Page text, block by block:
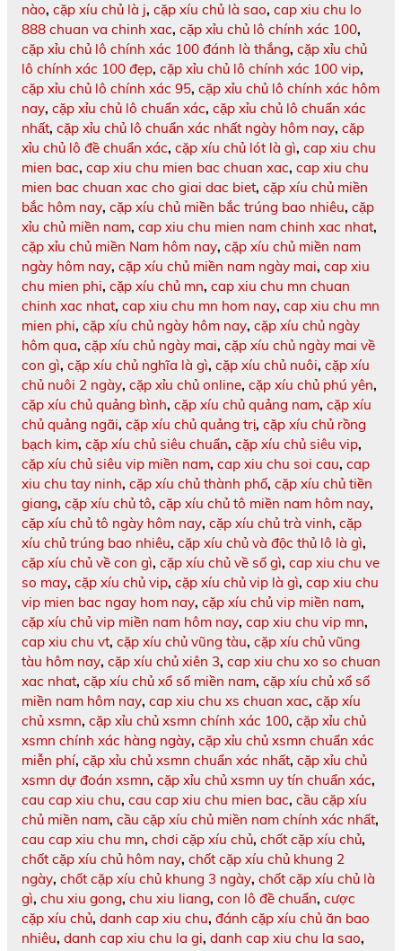
nào, cặp xíu chủ là j, cặp xíu chủ là sao, cap xiu chu lo
888 chuan va chinh xac, cặp xỉu chủ lô chính xác 100,
cặp xỉu chủ lô chính xác 100 đánh là thắng, cặp xỉu chủ
lô chính xác 100 đẹp, cặp xỉu chủ lô chính xác 100 vip,
cặp xỉu chủ lô chính xác 95, cặp xỉu chủ lô chính xác hôm
nay, cặp xỉu chủ lô chuẩn xác, cặp xỉu chủ lô chuẩn xác
nhất, cặp xỉu chủ lô chuẩn xác nhất ngày hôm nay, cặp
xỉu chủ lô đề chuẩn xác, cặp xíu chủ lót là gì, cap xiu chu
mien bac, cap xiu chu mien bac chuan xac, cap xiu chu
mien bac chuan xac cho giai dac biet, cặp xíu chủ miền
bắc hôm nay, cặp xíu chủ miền bắc trúng bao nhiêu, cặp
xỉu chủ miền nam, cap xiu chu mien nam chinh xac nhat,
cặp xỉu chủ miền Nam hôm nay, cặp xíu chủ miền nam
ngày hôm nay, cặp xíu chủ miền nam ngày mai, cap xiu
chu mien phi, cặp xíu chủ mn, cap xiu chu mn chuan
chinh xac nhat, cap xiu chu mn hom nay, cap xiu chu mn
mien phi, cặp xíu chủ ngày hôm nay, cặp xíu chủ ngày
hôm qua, cặp xíu chủ ngày mai, cặp xíu chủ ngày mai về
con gì, cặp xíu chủ nghĩa là gì, cặp xíu chủ nuôi, cặp xíu
chủ nuôi 2 ngày, cặp xỉu chủ online, cặp xíu chủ phú yên,
cặp xíu chủ quảng bình, cặp xíu chủ quảng nam, cặp xíu
chủ quảng ngãi, cặp xíu chủ quảng trị, cặp xíu chủ rồng
bạch kim, cặp xíu chủ siêu chuẩn, cặp xíu chủ siêu vip,
cặp xíu chủ siêu vip miền nam, cap xiu chu soi cau, cap
xiu chu tay ninh, cặp xíu chủ thành phố, cặp xíu chủ tiền
giang, cặp xíu chủ tô, cặp xíu chủ tô miền nam hôm nay,
cặp xíu chủ tô ngày hôm nay, cặp xíu chủ trà vinh, cặp
xíu chủ trúng bao nhiêu, cặp xíu chủ và độc thủ lô là gì,
cặp xíu chủ về con gì, cặp xíu chủ về số gì, cap xiu chu ve
so may, cặp xíu chủ vip, cặp xíu chủ vip là gì, cap xiu chu
vip mien bac ngay hom nay, cặp xíu chủ vip miền nam,
cặp xíu chủ vip miền nam hôm nay, cap xiu chu vip mn,
cap xiu chu vt, cặp xíu chủ vũng tàu, cặp xíu chủ vũng
tàu hôm nay, cặp xíu chủ xiên 3, cap xiu chu xo so chuan
xac nhat, cặp xíu chủ xổ số miền nam, cặp xíu chủ xổ số
miền nam hôm nay, cap xiu chu xs chuan xac, cặp xíu
chủ xsmn, cặp xỉu chủ xsmn chính xác 100, cặp xỉu chủ
xsmn chính xác hàng ngày, cặp xỉu chủ xsmn chuẩn xác
miễn phí, cặp xỉu chủ xsmn chuẩn xác nhất, cặp xỉu chủ
xsmn dự đoán xsmn, cặp xỉu chủ xsmn uy tín chuẩn xác,
cau cap xiu chu, cau cap xiu chu mien bac, cầu cặp xíu
chủ miền nam, cầu cặp xíu chủ miền nam chính xác nhất,
cau cap xiu chu mn, chơi cặp xíu chủ, chốt cặp xíu chủ,
chốt cặp xíu chủ hôm nay, chốt cặp xíu chủ khung 2
ngày, chốt cặp xíu chủ khung 3 ngày, chốt cặp xíu chủ là
gì, chu xiu gong, chu xiu liang, con lô đề chuẩn, cược
cặp xíu chủ, danh cap xiu chu, đánh cặp xíu chủ ăn bao
nhiêu, danh cap xiu chu la gi, danh cap xiu chu la sao,